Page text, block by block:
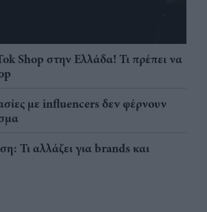
Shop στην Ελλάδα! Τι πρέπει να
με influencers δεν φέρνουν
Τι αλλάζει για brands και